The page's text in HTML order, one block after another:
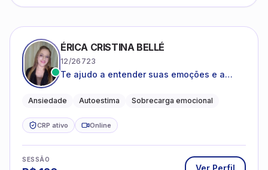
ÉRICA CRISTINA BELLÉ
12/26723
Te ajudo a entender suas emoções e a
que você está vivendo
Ansiedade Autoestima Sobrecarga emocional
CRP ativo Online
SESSÃO
Ver Perfil